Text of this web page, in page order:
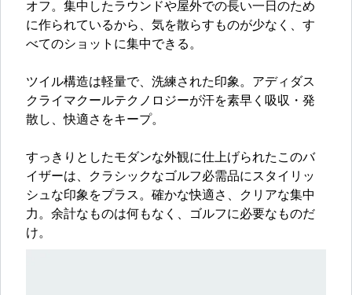
オフ。集中したラウンドや屋外での長い一日のため
に作られているから、気を散らすものが少なく、す
べてのショットに集中できる。
ツイル構造は軽量で、洗練された印象。アディダス
クライマクールテクノロジーが汗を素早く吸収・発
散し、快適さをキープ。
すっきりとしたモダンな外観に仕上げられたこのバ
イザーは、クラシックなゴルフ必需品にスタイリッ
シュな印象をプラス。確かな快適さ、クリアな集中
力。余計なものは何もなく、ゴルフに必要なものだ
け。